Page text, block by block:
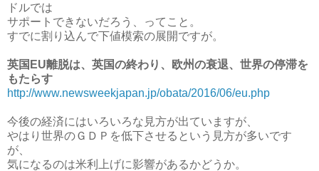
ドルでは
サポートできないだろう、ってこと。
すでに割り込んで下値模索の展開ですが。
英国EU離脱は、英国の終わり、欧州の衰退、世界の停滞を
もたらす
http://www.newsweekjapan.jp/obata/2016/06/eu.php
今後の経済にはいろいろな見方が出ていますが、
やはり世界のＧＤＰを低下させるという見方が多いです
が、
気になるのは米利上げに影響があるかどうか。